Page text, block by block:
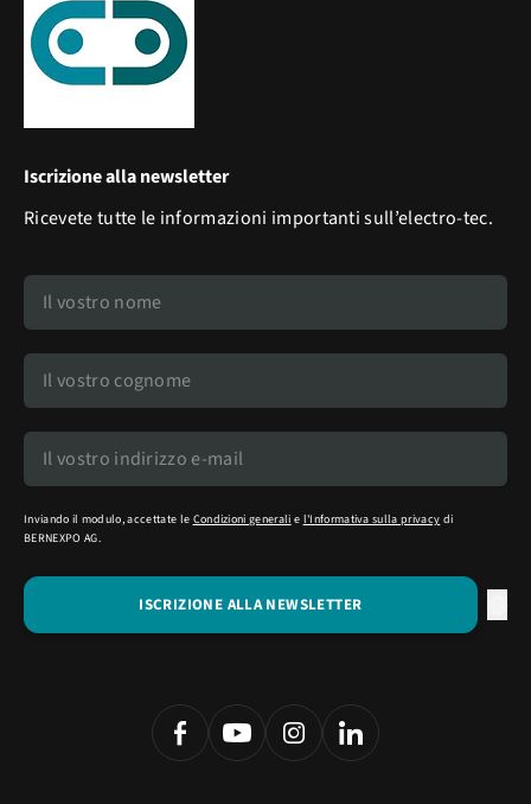
Iscrizione alla newsletter
Ricevete tutte le informazioni importanti sull’electro-tec.
Inviando il modulo, accettate le Condizioni generali e l'Informativa sulla privacy di
BERNEXPO AG.